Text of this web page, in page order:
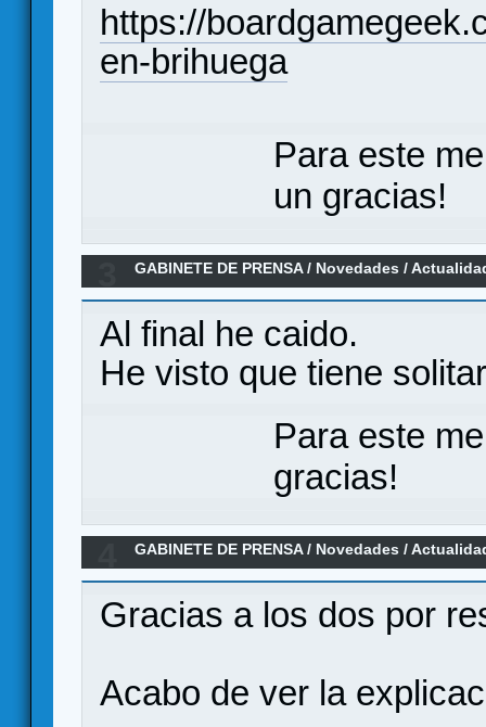
https://
en-brihuega
Para este
un gracias!
GABINETE DE PRENSA/ Novedades /
Al final he caido.
He visto que tiene
Para este
gracias!
GABINETE DE PRENSA/ Novedades /
Gracias a los dos por
Acabo de ver la